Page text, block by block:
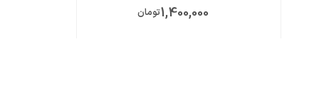
1,400,000تومان